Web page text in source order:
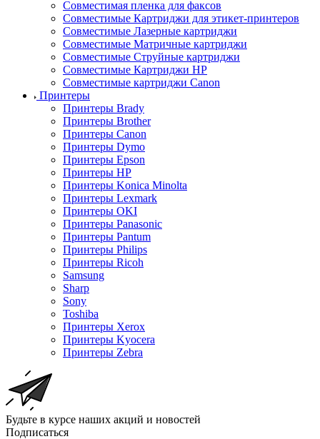
Совместимая пленка для факсов
Совместимые Картриджи для этикет-принтеров
Совместимые Лазерные картриджи
Совместимые Матричные картриджи
Совместимые Струйные картриджи
Совместимые Картриджи HP
Совместимые картриджи Canon
Принтеры
Принтеры Brady
Принтеры Brother
Принтеры Canon
Принтеры Dymo
Принтеры Epson
Принтеры HP
Принтеры Konica Minolta
Принтеры Lexmark
Принтеры OKI
Принтеры Panasonic
Принтеры Pantum
Принтеры Philips
Принтеры Ricoh
Samsung
Sharp
Sony
Toshiba
Принтеры Xerox
Принтеры Kyocera
Принтеры Zebra
Будьте в курсе наших акций и новостей
Подписаться